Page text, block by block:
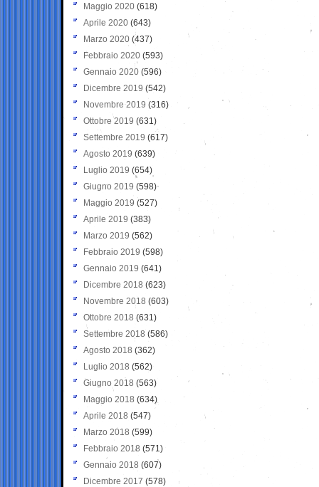
Maggio 2020 (618)
Aprile 2020 (643)
Marzo 2020 (437)
Febbraio 2020 (593)
Gennaio 2020 (596)
Dicembre 2019 (542)
Novembre 2019 (316)
Ottobre 2019 (631)
Settembre 2019 (617)
Agosto 2019 (639)
Luglio 2019 (654)
Giugno 2019 (598)
Maggio 2019 (527)
Aprile 2019 (383)
Marzo 2019 (562)
Febbraio 2019 (598)
Gennaio 2019 (641)
Dicembre 2018 (623)
Novembre 2018 (603)
Ottobre 2018 (631)
Settembre 2018 (586)
Agosto 2018 (362)
Luglio 2018 (562)
Giugno 2018 (563)
Maggio 2018 (634)
Aprile 2018 (547)
Marzo 2018 (599)
Febbraio 2018 (571)
Gennaio 2018 (607)
Dicembre 2017 (578)